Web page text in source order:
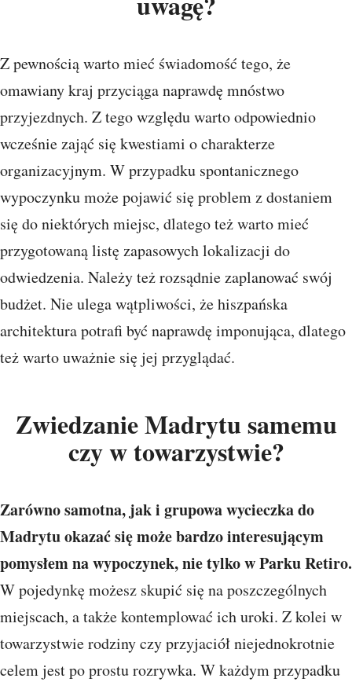
Z pewnością warto mieć świadomość tego, że
omawiany kraj przyciąga naprawdę mnóstwo
przyjezdnych. Z tego względu warto odpowiednio
wcześnie zająć się kwestiami o charakterze
organizacyjnym. W przypadku spontanicznego
wypoczynku może pojawić się problem z dostaniem
się do niektórych miejsc, dlatego też warto mieć
przygotowaną listę zapasowych lokalizacji do
odwiedzenia. Należy też rozsądnie zaplanować swój
budżet. Nie ulega wątpliwości, że hiszpańska
architektura potrafi być naprawdę imponująca, dlatego
też warto uważnie się jej przyglądać.
Zwiedzanie Madrytu samemu
czy w towarzystwie?
Zarówno samotna, jak i grupowa wycieczka do
Madrytu okazać się może bardzo interesującym
pomysłem na wypoczynek, nie tylko w Parku Retiro.
W pojedynkę możesz skupić się na poszczególnych
miejscach, a także kontemplować ich uroki. Z kolei w
towarzystwie rodziny czy przyjaciół niejednokrotnie
celem jest po prostu rozrywka. W każdym przypadku